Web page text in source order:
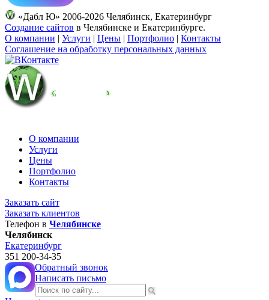
«Дабл Ю» 2006-2026 Челябинск, Екатеринбург
Создание сайтов в Челябинске и Екатеринбурге.
О компании | Услуги | Цены | Портфолио | Контакты
Соглашение на обработку персональных данных
О компании
Услуги
Цены
Портфолио
Контакты
Заказать сайт
Заказать клиентов
Телефон в Челябинске
Челябинск
Екатеринбург
351 200-34-35
Обратный звонок
Написать письмо